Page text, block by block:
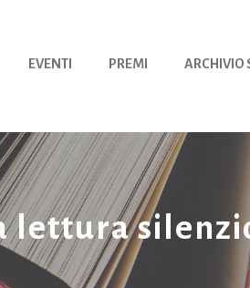
EVENTI PREMI ARCHIVIO